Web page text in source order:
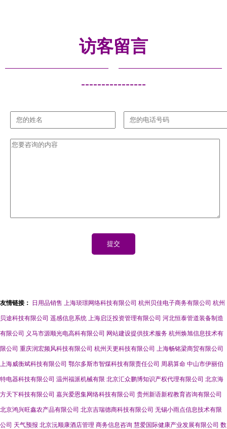
LED铝基板
库 - 阿土伯
访客留言
----------------
友情链接： 日用品销售 上海琰璟网络科技有限公司 杭州贝佳电子商务有限公司 杭州
贝途科技有限公司 遥感信息系统 上海启泛投资管理有限公司 河北恒泰管道装备制造
有限公司 义马市源顺光电高科有限公司 网站建设提供技术服务 杭州焕旭信息技术有
限公司 重庆润宏频风科技有限公司 杭州天更科技有限公司 上海畅铭梁商贸有限公司
上海威衡斌科技有限公司 鄂尔多斯市智煤科技有限责任公司 周易算命 中山市伊丽伯
特电器科技有限公司 温州福派机械有限 北京汇众鹏博知识产权代理有限公司 北京海
方天下科技有限公司 嘉兴爱恩集网络科技有限公司 贵州新语新程教育咨询有限公司
北京鸿兴旺鑫农产品有限公司 北京吉瑞德商科技有限公司 无锡小雨点信息技术有限
公司 天气预报 北京沅顺康酒店管理 商务信息咨询 慧爱国际健康产业发展有限公司 数